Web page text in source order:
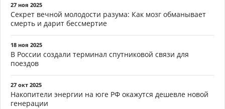
27 ноя 2025
Секрет вечной молодости разума: Как мозг обманывает
смерть и дарит бессмертие
18 ноя 2025
В России создали терминал спутниковой связи для
поездов
27 окт 2025
Накопители энергии на юге РФ окажутся дешевле новой
генерации